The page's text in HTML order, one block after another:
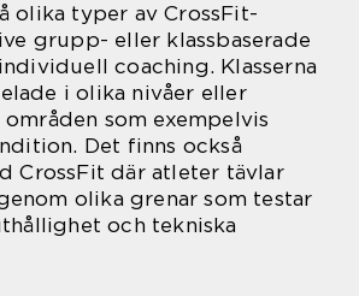
olika typer av CrossFit-
grupp- eller klassbaserade
coaching. Klasserna
i olika nivåer eller
som exempelvis
Det finns också
CrossFit där atleter tävlar
olika grenar som testar
och tekniska